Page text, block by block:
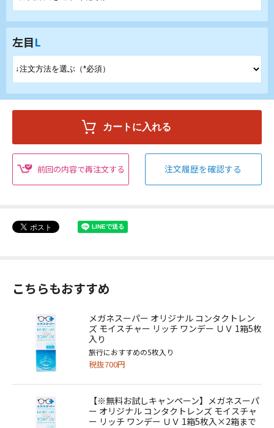
左目L
前回の内容で再注文する 注文履歴を確認する
こちらもおすすめ
メガネスーパー オリジナル コンタクトレン
ズ モイスチャー リッチ ワンデー ＵＶ 1箱5枚
入り
旅行におすすめの5枚入り
税抜700円
【※無料お試しキャンペーン】メガネスーパ
ー オリジナル コンタクトレンズ モイスチャ
ー リッチ ワンデー ＵＶ 1箱5枚入×2箱まで